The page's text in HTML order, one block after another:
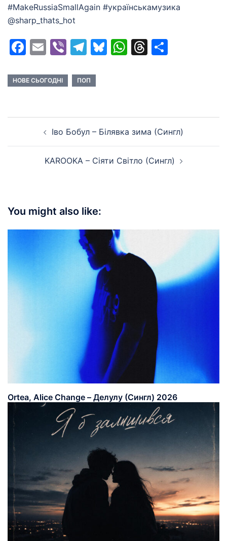
#MakeRussiaSmallAgain #українськамузика
@sharp_thats_hot
Facebook
EmailViberTelegram
Bluesky
WhatsApp
Threads
НОВЕ СЬОГОДНІ ПОП
navigationІво Бобул – Білявка зима (Сингл)
KAROOKA – Сіяти Світло (Сингл)
You might also like:
Ortea, Alice Change – Делулу (Сингл) 2026